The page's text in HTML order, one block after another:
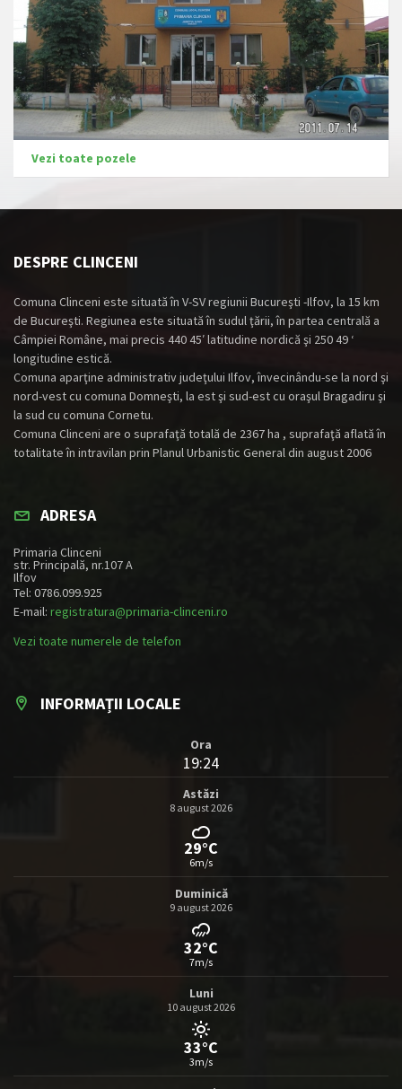
Vezi toate pozele
DESPRE CLINCENI
Comuna Clinceni este situată în V-SV regiunii Bucureşti -Ilfov, la 15 km
de Bucureşti. Regiunea este situată în sudul ţării, în partea centrală a
Câmpiei Române, mai precis 440 45′ latitudine nordică şi 250 49 ‘
longitudine estică.
Comuna aparţine administrativ judeţului Ilfov, învecinându-se la nord şi
nord-vest cu comuna Domneşti, la est şi sud-est cu oraşul Bragadiru şi
la sud cu comuna Cornetu.
Comuna Clinceni are o suprafaţă totală de 2367 ha , suprafaţă aflată în
totalitate în intravilan prin Planul Urbanistic General din august 2006
ADRESA
Primaria Clinceni
str. Principală, nr.107 A
Ilfov
Tel: 0786.099.925
E-mail: registratura@primaria-clinceni.ro
Vezi toate numerele de telefon
INFORMAȚII LOCALE
Ora
19:24
Astăzi
8 august 2026
29°C
6m/s
Duminică
9 august 2026
32°C
7m/s
Luni
10 august 2026
33°C
3m/s